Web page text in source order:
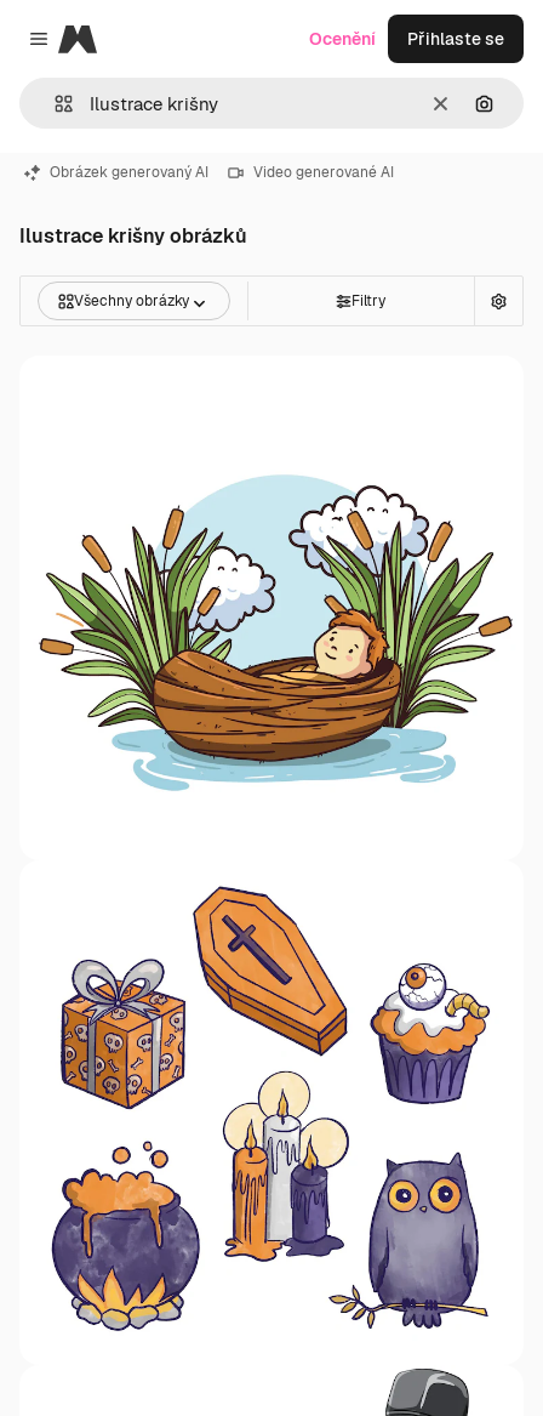
Close menu
Magnific
ZrušitHledat
Ocenění Přihlaste se
Obrázek generovaný AI Video generované AI
Ilustrace krišny obrázků
Všechny obrázky Filtry